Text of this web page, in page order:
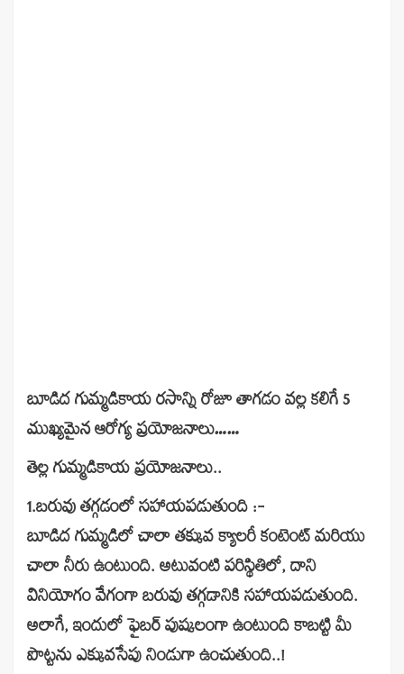
బూడిద గుమ్మడికాయ రసాన్ని రోజూ తాగడం వల్ల కలిగే 5
ముఖ్యమైన ఆరోగ్య ప్రయోజనాలు……
తెల్ల గుమ్మడికాయ ప్రయోజనాలు..
1.బరువు తగ్గడంలో సహాయపడుతుంది :-
బూడిద గుమ్మడిలో చాలా తక్కువ క్యాలరీ కంటెంట్ మరియు
చాలా నీరు ఉంటుంది. అటువంటి పరిస్థితిలో, దాని
వినియోగం వేగంగా బరువు తగ్గడానికి సహాయపడుతుంది.
అలాగే, ఇందులో ఫైబర్ పుష్కలంగా ఉంటుంది కాబట్టి మీ
పొట్టను ఎక్కువసేపు నిండుగా ఉంచుతుంది..!